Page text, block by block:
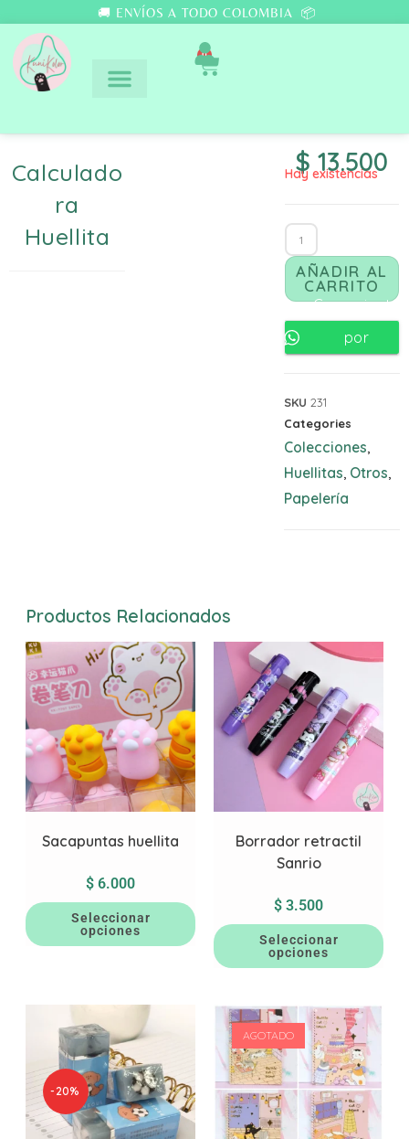
🚚 ENVÍOS A TODO COLOMBIA 📦
0
Calculado
Ra
Huellita
$ 13.500
Hay existencias
AÑADIR AL
CARRITO
Comunicate
por
SKU 231
Categories
Colecciones
Huellitas Otros
Papelería
Productos Relacionados
Sacapuntas huellita
$ 6.000
Seleccionar
opciones
Borrador retractil
Sanrio
$ 3.500
Seleccionar
opciones
-20%
AGOTADO